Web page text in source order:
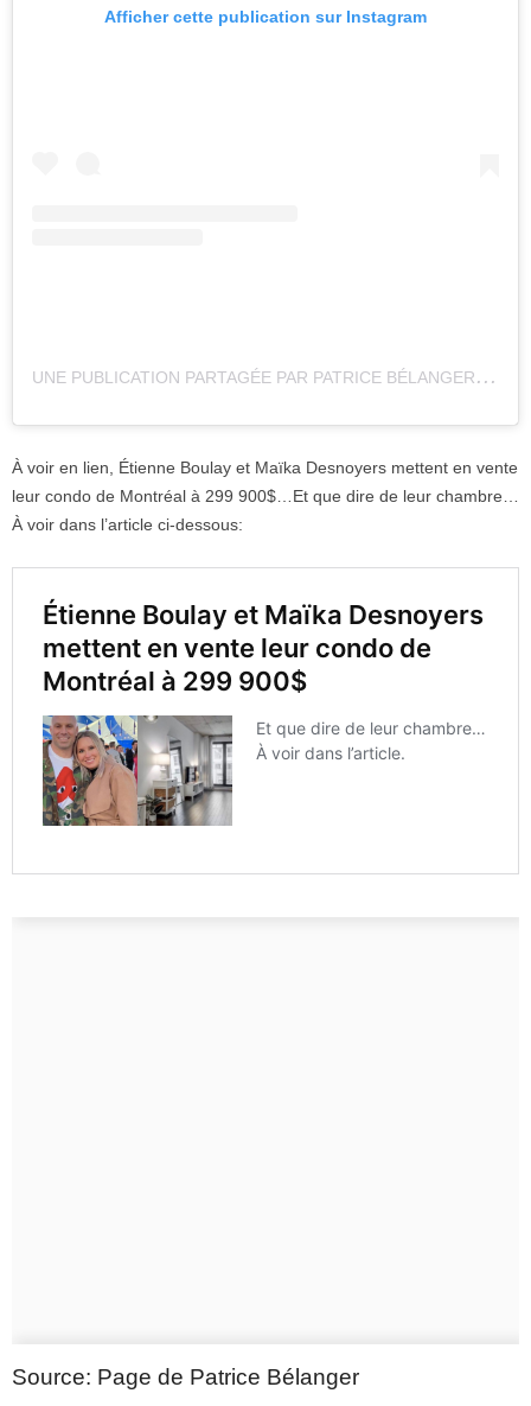
Afficher cette publication sur Instagram
U
NE PUBLICATION PARTAGÉE PAR PATRICE BÉLANGER (@PATRICEBELANGER.OFFICIEL)
À voir en lien, Étienne Boulay et Maïka Desnoyers mettent en vente
leur condo de Montréal à 299 900$…Et que dire de leur chambre…
À voir dans l’article ci-dessous:
Source: Page de Patrice Bélanger